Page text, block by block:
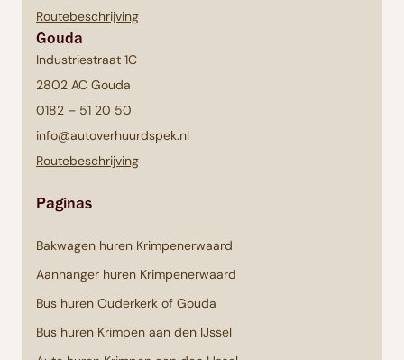
Routebeschrijving
Gouda
Industriestraat 1C
2802 AC Gouda
0182 – 51 20 50
info@autoverhuurdspek.nl
Routebeschrijving
Paginas
Bakwagen huren Krimpenerwaard
Aanhanger huren Krimpenerwaard
Bus huren Ouderkerk of Gouda
Bus huren Krimpen aan den IJssel